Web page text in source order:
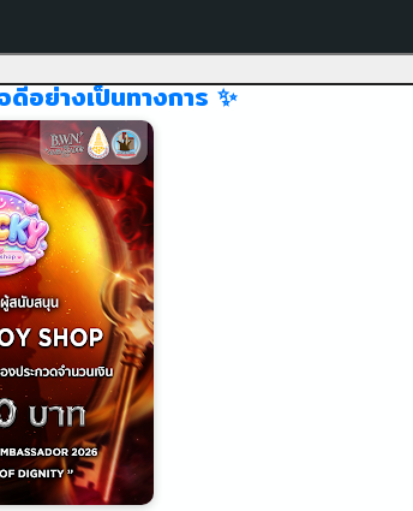
อย่างเป็นทางการ ✨